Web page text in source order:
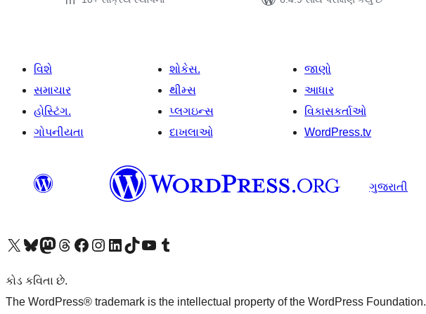
વિશે
સમાચાર
હોસ્ટિંગ.
ગોપનીયતા
શોકેસ.
થીમ્સ
પ્લગઇન્સ
દાખલાઓ
જાણો
આધાર
વિકાસકર્તાઓ
WordPress.tv
ગુજરાતી
અમારા X (અગાઉ ટ્વિટર) એકાઉન્ટની મુલાકાત લોઅમારા Bluesky એકાઉન્ટની મુલાકાત લોઅમારા માસ્ટોડોન એકાઉન્ટની મુલાકાત લોઅમારા Threads એકાઉન્ટની મુલાકાત લો અમારા ફેસબુક પેજની મુલાકાત લોઅમારા ઇન્સ્ટાગ્રામ એકાઉન્ટની મુલાકાત લો અમારા LinkedIn એકાઉન્ટની મુલાકાત લોઅમારા TikTok એકાઉન્ટની મુલાકાત લોઅમારી YouTube ચેનલની મુલાકાત લો અમારા Tumblr એકાઉન્ટની મુલાકાત લો
કોડ કવિતા છે.
The WordPress® trademark is the intellectual property of the WordPress Foundation.